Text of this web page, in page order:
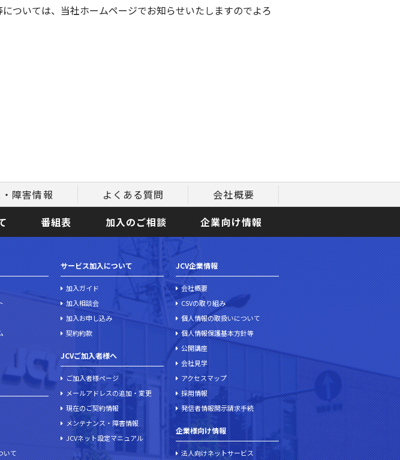
ついては、当社ホームページでお知らせいたしますのでよろ
障害情報 よくある質問
会社概要
番組表 加入のご相談 企業向け情報
いて
サービス加入について
加入ガイド
加入相談会
加入お申し込み
契約約款
JCVご加入者様へ
ご加入者様ページ
メールアドレスの追加・変更
現在のご契約情報
メンテナンス・障害情報
JCVネット設定マニュアル
JCV企業情報
会社概要
CSVの取り組み
個人情報の取扱いについて
個人情報保護基本方針等
公開講座
会社見学
アクセスマップ
採用情報
発信者情報開示請求手続
企業様向け情報
法人向けネットサービス